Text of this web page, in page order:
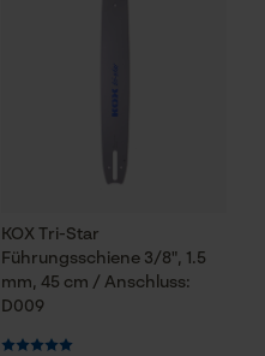
KOX Tri-Star
Führungsschiene 3/8", 1.5
mm, 45 cm / Anschluss:
D009